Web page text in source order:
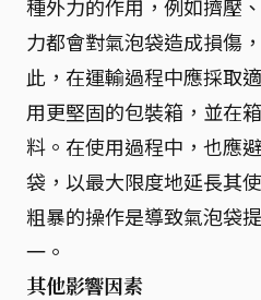
種外力的作用，例如擠壓
力都會對氣泡袋造成損傷
此，在運輸過程中應採取
用更堅固的包裝箱，並在
料。在使用過程中，也應
袋，以最大限度地延長其
粗暴的操作是導致氣泡袋
一。
其他影響因素